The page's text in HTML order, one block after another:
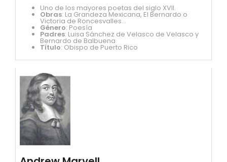
Uno de los mayores poetas del siglo XVII.
Obras: La Grandeza Mexicana, El Bernardo o
Victoria de Roncesvalles...
Género: Poesía
Padres: Luisa Sánchez de Velasco de Velasco y
Bernardo de Balbuena
Título: Obispo de Puerto Rico